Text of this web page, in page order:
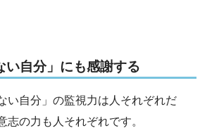
い自分」にも感謝する
い自分」の監視力は人それぞれだ
志の力も人それぞれです。